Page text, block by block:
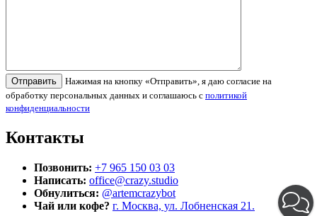
Нажимая на кнопку «Отправить», я даю согласие на
обработку персональных данных и соглашаюсь с политикой
конфиденциальности
Контакты
Позвонить: +7 965 150 03 03
Написать: office@crazy.studio
Обнулиться: @artemcrazybot
Чай или кофе? г. Москва, ул. Лобненская 21.